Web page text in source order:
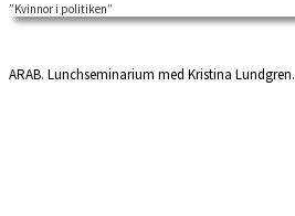
”Kvinnor i politiken”
ARAB. Lunchseminarium med Kristina Lundgren.